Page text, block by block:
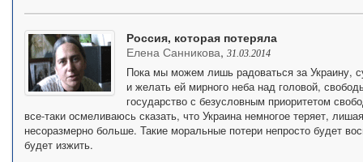
Россия, которая потеряла
Елена Санникова, 31.03.2014
Пока мы можем лишь радоваться за Украину,
и желать ей мирного неба над головой,
государство с безусловным приоритетом
все-таки осмеливаюсь сказать, что Украина немногое теряет,
несоразмерно больше. Такие моральные потери непросто будет
будет изжить.